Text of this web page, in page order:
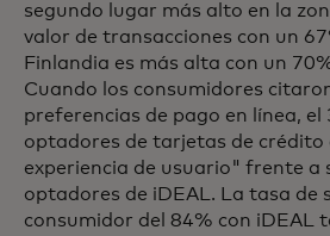
segundo lugar más alto en la
valor de transacciones con un
Finlandia es más alta con un
Cuando los consumidores
preferencias de pago en línea, el
optadores de tarjetas de
experiencia de usuario" frente a
optadores de iDEAL. La tasa de
consumidor del 84% con iDEAL